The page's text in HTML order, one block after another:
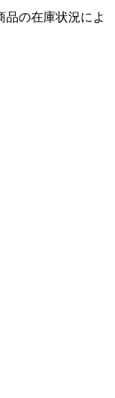
品の在庫状況によ